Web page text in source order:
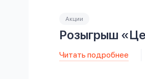
Акции
Розыгрыш
Читать подробнее